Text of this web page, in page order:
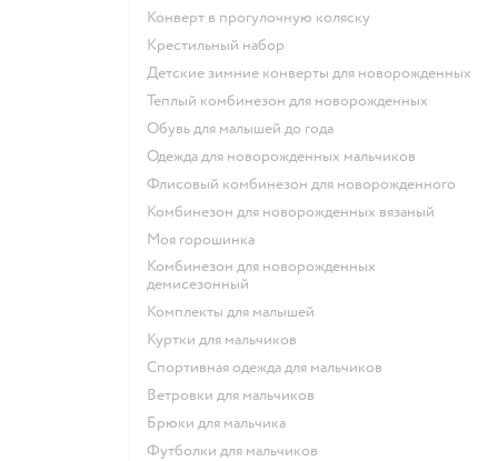
Конверт в прогулочную коляску
Крестильный набор
Детские зимние конверты для новорожденных
Теплый комбинезон для новорожденных
Обувь для малышей до года
Одежда для новорожденных мальчиков
Флисовый комбинезон для новорожденного
Комбинезон для новорожденных вязаный
Моя горошинка
Комбинезон для новорожденных
демисезонный
Комплекты для малышей
Куртки для мальчиков
Спортивная одежда для мальчиков
Ветровки для мальчиков
Брюки для мальчика
Футболки для мальчиков